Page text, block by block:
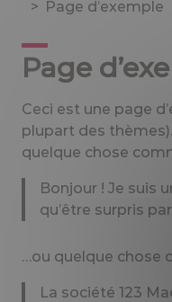
> Page d’exemple
Page
Ceci est une page
plupart des
quelque chose
Bonjour ! Je suis
qu’être surpris
…ou quelque chose
La société 123